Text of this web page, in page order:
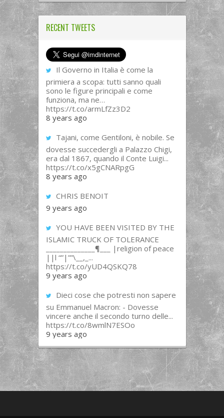
RECENT TWEETS
Il Governo in Italia è come la
primiera a scopa: tutti sanno quali
sono le figure principali e come
funziona, ma ne…
https://t.co/armLfZz3D2
8 years ago
Tajani, come Gentiloni, è nobile. Se
dovesse succedergli a Palazzo Chigi,
era dal 1867, quando il Conte Luigi...
https://t.co/x5gCNARpgG
8 years ago
CHRIS BENOIT
9 years ago
YOU HAVE BEEN VISITED BY THE
ISLAMIC TRUCK OF TOLERANCE
______________¶___ |religion of peace
||l “”|””\__,_...
https://t.co/yUD4QSKQ78
9 years ago
Dieci cose che potresti non sapere
su Emmanuel Macron: - Dovesse
vincere anche il secondo turno delle...
https://t.co/8wmlN7ESOo
9 years ago